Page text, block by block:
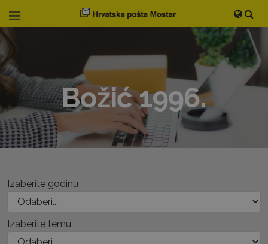
Božić 1996.
Izaberite godinu
Izaberite temu